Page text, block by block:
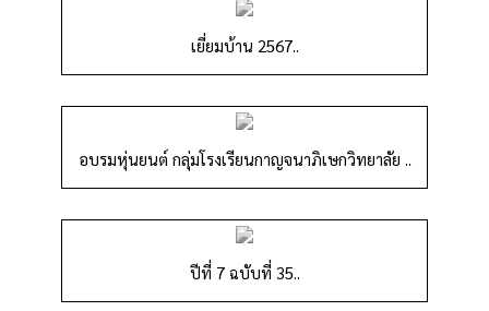
เยี่ยมบ้าน 2567..
อบรมหุ่นยนต์ กลุ่มโรงเรียนกาญจนาภิเษกวิทยาลัย ..
ปีที่ 7 ฉบับที่ 35..